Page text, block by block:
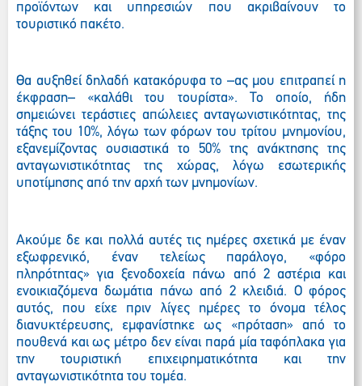
προϊόντων και υπηρεσιών που ακριβαίνουν το
τουριστικό πακέτο.
Θα αυξηθεί δηλαδή κατακόρυφα το –ας μου επιτραπεί η
έκφραση– «καλάθι του τουρίστα». Το οποίο, ήδη
σημειώνει τεράστιες απώλειες ανταγωνιστικότητας, της
τάξης του 10%, λόγω των φόρων του τρίτου μνημονίου,
εξανεμίζοντας ουσιαστικά το 50% της ανάκτησης της
ανταγωνιστικότητας της χώρας, λόγω εσωτερικής
υποτίμησης από την αρχή των μνημονίων.
Ακούμε δε και πολλά αυτές τις ημέρες σχετικά με έναν
εξωφρενικό, έναν τελείως παράλογο, «φόρο
πληρότητας» για ξενοδοχεία πάνω από 2 αστέρια και
ενοικιαζόμενα δωμάτια πάνω από 2 κλειδιά. Ο φόρος
αυτός, που είχε πριν λίγες ημέρες το όνομα τέλος
διανυκτέρευσης, εμφανίστηκε ως «πρόταση» από το
πουθενά και ως μέτρο δεν είναι παρά μία ταφόπλακα για
την τουριστική επιχειρηματικότητα και την
ανταγωνιστικότητα του τομέα.